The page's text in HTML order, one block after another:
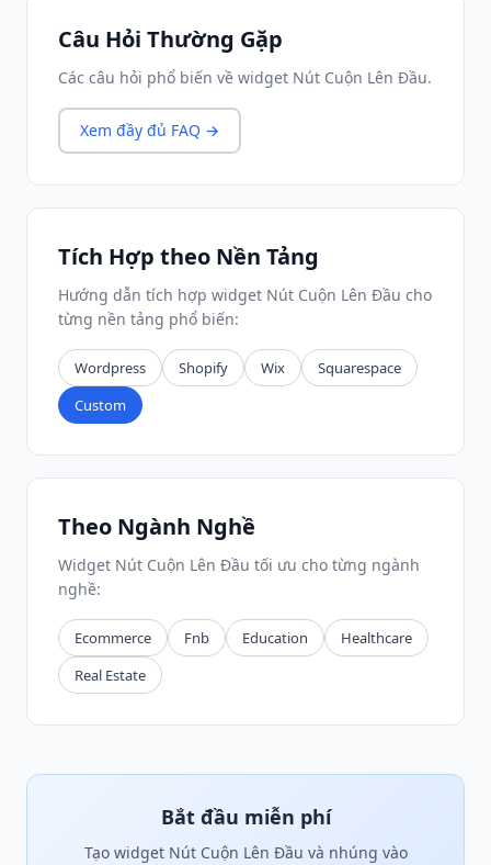
Câu Hỏi Thường Gặp
Các câu hỏi phổ biến về widget Nút Cuộn Lên Đầu.
Xem đầy đủ FAQ →
Tích Hợp theo Nền Tảng
Hướng dẫn tích hợp widget Nút Cuộn Lên Đầu cho
từng nền tảng phổ biến:
Wordpress Shopify Wix
Squarespace
Custom
Theo Ngành Nghề
Widget Nút Cuộn Lên Đầu tối ưu cho từng ngành
nghề:
Ecommerce Fnb Education
Healthcare
Real Estate
Bắt đầu miễn phí
Tạo widget Nút Cuộn Lên Đầu và nhúng vào